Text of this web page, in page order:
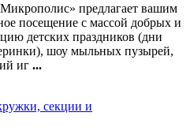
предлагает вашим
посещение с массой добрых и
детских праздников (дни
шоу мыльных пузырей,
иг ...
секции и